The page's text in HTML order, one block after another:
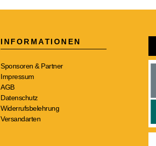
INFORMATIONEN
Sponsoren & Partner
Impressum
AGB
Datenschutz
Widerrufsbelehrung
Versandarten